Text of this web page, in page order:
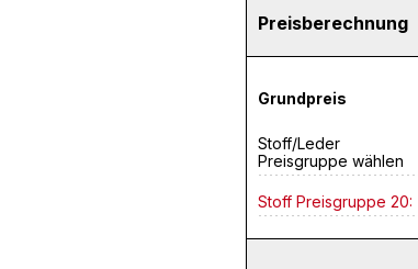
Preisberechnung
Grundpreis
Stoff/Leder
Preisgruppe wählen
Stoff Preisgruppe 20: